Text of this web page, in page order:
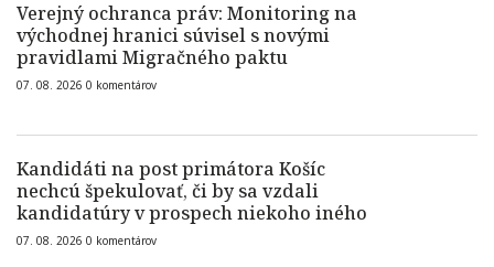
Verejný ochranca práv: Monitoring na
východnej hranici súvisel s novými
pravidlami Migračného paktu
07. 08. 2026 0 komentárov
Kandidáti na post primátora Košíc
nechcú špekulovať, či by sa vzdali
kandidatúry v prospech niekoho iného
07. 08. 2026 0 komentárov